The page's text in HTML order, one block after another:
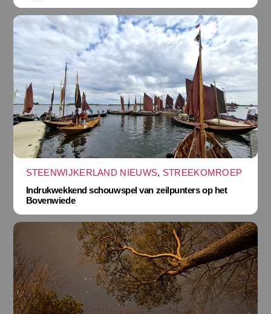
STEENWIJKERLAND NIEUWS, STREEKOMROEP
Indrukwekkend schouwspel van zeilpunters op het
Bovenwiede